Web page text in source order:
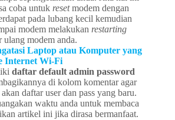
coba untuk resetmodem dengan
pada lubang kecil kemudian
modem melakukan restarting
ulang modem anda.
Laptop atau Komputer yang
Internet Wi-Fi
daftar default admin password
di kolom komentar agar
daftar user dan pass yang baru.
waktu anda untuk membaca
artikel ini jika dirasa bermanfaat.